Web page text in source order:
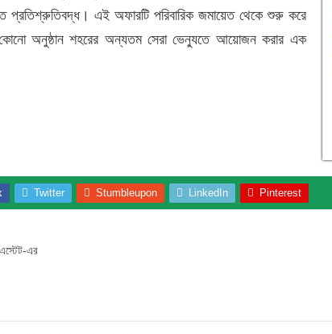
প্রতিশ্রুতিবদ্ধ। এই অফারটি পরিবারিক জমায়েত থেকে শুরু করে
কোনো অনুষ্ঠান শহরের অন্যতম সেরা ভেন্যুতে আয়োজন করার এক
Twitter Stumbleupon LinkedIn Pinterest
এর